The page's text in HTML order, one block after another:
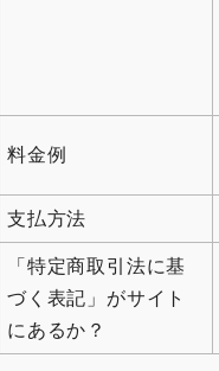
料金例
支払方法
「特定商取引法に基
づく表記」がサイト
にあるか？